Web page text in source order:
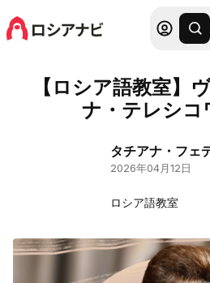
【ロシア語教室】
ナ・テレシコ
タチアナ・フェ
2026年04月12日
ロシア語教室